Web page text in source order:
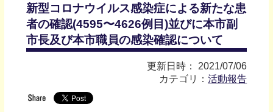
新型コロナウイルス感染症による新たな患
者の確認(4595〜4626例目)並びに本市副
市⻑及び本市職員の感染確認について
更新日時： 2021/07/06
カテゴリ：活動報告